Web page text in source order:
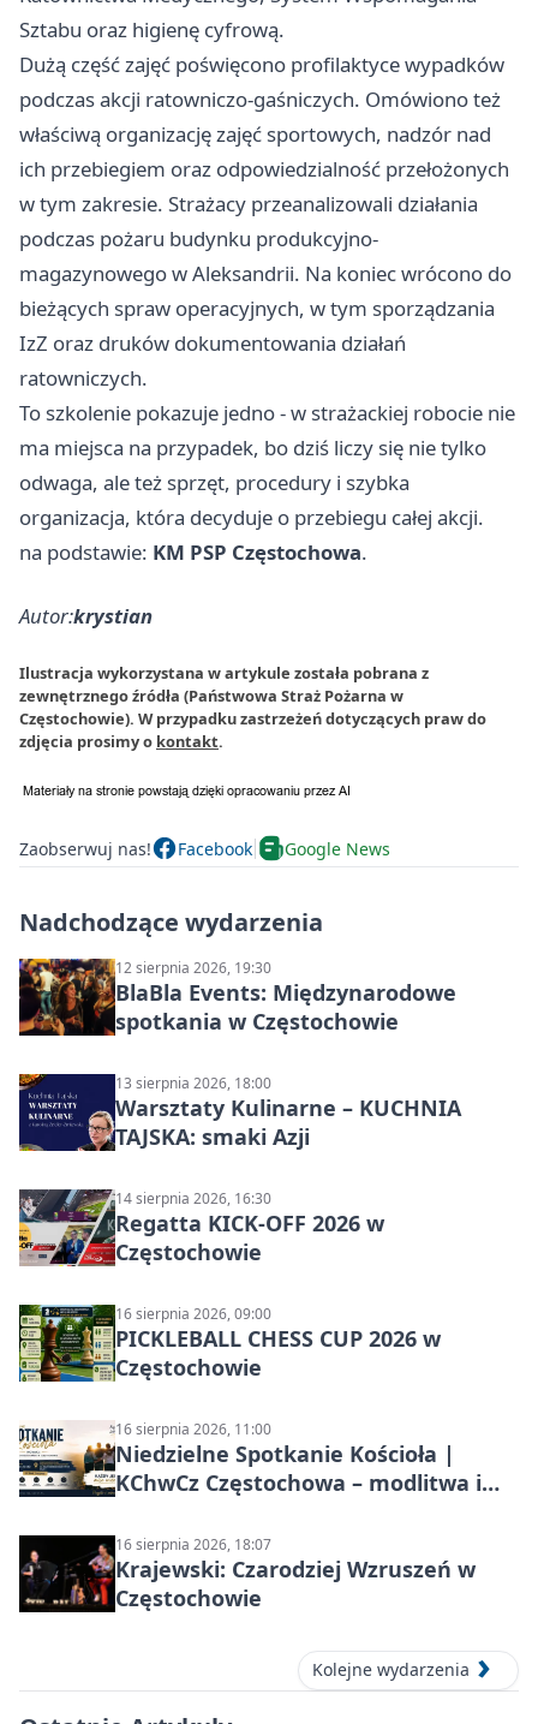
Sztabu oraz higienę cyfrową.
Dużą część zajęć poświęcono profilaktyce wypadków
podczas akcji ratowniczo-gaśniczych. Omówiono też
właściwą organizację zajęć sportowych, nadzór nad
ich przebiegiem oraz odpowiedzialność przełożonych
w tym zakresie. Strażacy przeanalizowali działania
podczas pożaru budynku produkcyjno-
magazynowego w Aleksandrii. Na koniec wrócono do
bieżących spraw operacyjnych, w tym sporządzania
IzZ oraz druków dokumentowania działań
ratowniczych.
To szkolenie pokazuje jedno - w strażackiej robocie nie
ma miejsca na przypadek, bo dziś liczy się nie tylko
odwaga, ale też sprzęt, procedury i szybka
organizacja, która decyduje o przebiegu całej akcji.
na podstawie: KM PSP Częstochowa.
Autor:krystian
Ilustracja wykorzystana w artykule została pobrana z
zewnętrznego źródła (Państwowa Straż Pożarna w
Częstochowie). W przypadku zastrzeżeń dotyczących praw do
zdjęcia prosimy o kontakt.
Zaobserwuj nas! Facebook Google News
Nadchodzące wydarzenia
12 sierpnia 2026, 19:30
BlaBla Events: Międzynarodowe
spotkania w Częstochowie
13 sierpnia 2026, 18:00
Warsztaty Kulinarne – KUCHNIA
TAJSKA: smaki Azji
14 sierpnia 2026, 16:30
Regatta KICK-OFF 2026 w
Częstochowie
16 sierpnia 2026, 09:00
PICKLEBALL CHESS CUP 2026 w
Częstochowie
16 sierpnia 2026, 11:00
Niedzielne Spotkanie Kościoła |
KChwCz Częstochowa – modlitwa i
16 sierpnia 2026, 18:07
Krajewski: Czarodziej Wzruszeń w
Częstochowie
Kolejne wydarzenia